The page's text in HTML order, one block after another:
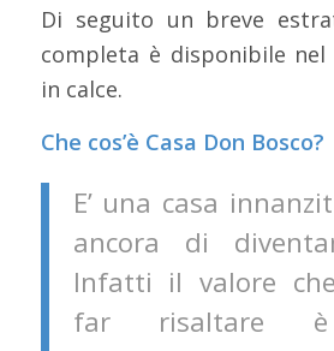
Di seguito un breve
completa è disponibile
in calce.
Che cos’è Casa Don Bosco?
E’ una casa
ancora di
Infatti il valore
far risaltare